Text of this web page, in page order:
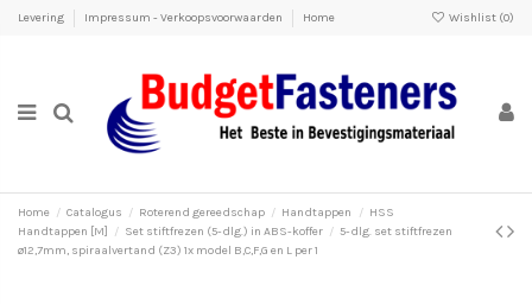
Levering Impressum - Verkoopsvoorwaarden Home Wishlist (0)
Home Catalogus Roterend gereedschap Handtappen
HSS
Handtappen [M]
Set stiftfrezen (5-dlg.) in ABS-koffer
5-dlg. set stiftfrezen
ø12,7mm, spiraalvertand (Z3) 1x model B,C,F,G en L per 1